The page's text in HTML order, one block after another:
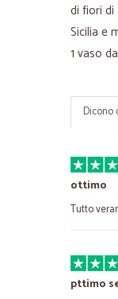
di fiori di
Sicilia e
1 vaso
Dicono
ottimo
Tutto
pttimo